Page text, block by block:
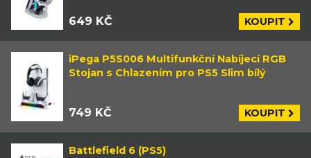
649 KČ KOUPIT
iPega P5S006 Multifunkční Nabíjecí RGB
Stojan s Chlazením pro PS5 Slim bílý
749 KČ KOUPIT
Battlefield 6 (PS5)